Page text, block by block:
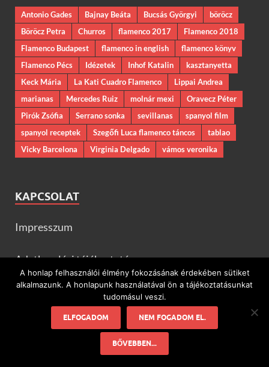
Antonio Gades Bajnay Beáta Bucsás Györgyi
böröcz
Böröcz Petra
Churros flamenco 2017
Flamenco 2018
Flamenco Budapest
flamenco in english
flamenco könyv
Flamenco Pécs
Idézetek Inhof Katalin
kasztanyetta
Keck Mária
La Kati Cuadro Flamenco
Lippai Andrea
marianas
Mercedes Ruiz molnár mexi
Oravecz Péter
Pirók Zsófia
Serrano sonka sevillanas
spanyol film
spanyol receptek
Szegőfi Luca flamenco táncos
tablao
Vicky Barcelona
Virginia Delgado vámos veronika
KAPCSOLAT
Impresszum
Adatkezelési tájékoztató
PARTNER OLDALAK
Weboldal készítés, keresőoptimalizálás
A honlap felhasználói élmény fokozásának érdekében sütiket
alkalmazunk. A honlapunk használatával ön a tájékoztatásunkat
tudomásul veszi.
ELFOGADOM NEM FOGADOM EL.
BŐVEBBEN...